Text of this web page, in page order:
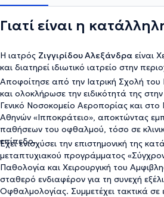
Γιατί είναι η
Η ιατρός Ζιγγιρίδου Αλεξάνδρα είναι
και διατηρεί ιδιωτικό ιατρείο στην
Αποφοίτησε από την Ιατρική Σχολή του
και ολοκλήρωσε την ειδικότητά της
Γενικό Νοσοκομείο Αεροπορίας και στο
Αθηνών «Ιπποκράτειο», αποκτώντας
παθήσεων του οφθαλμού, τόσο σε
επίπεδο.
Έχει ενισχύσει την επιστημονική της
μεταπτυχιακού προγράμματος
Παθολογία και Χειρουργική του
σταθερό ενδιαφέρον για τη συνεχή
Οφθαλμολογίας. Συμμετέχει τακτικά σε